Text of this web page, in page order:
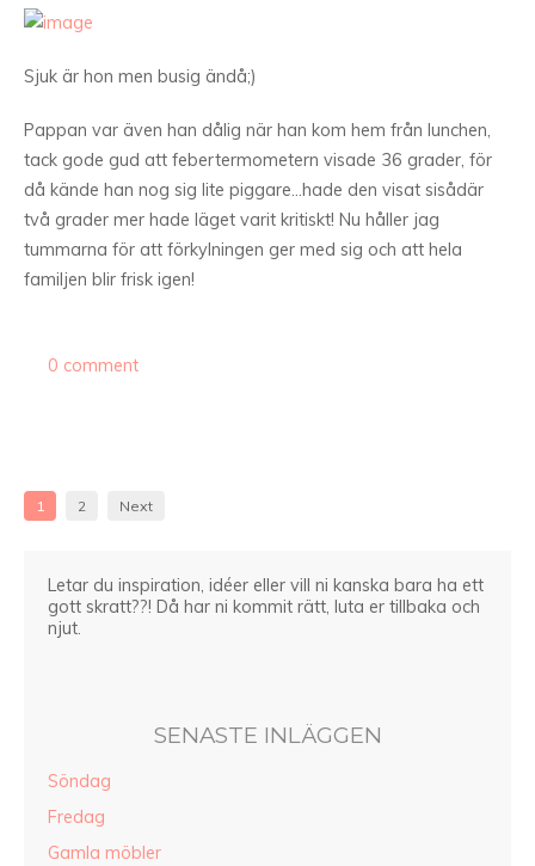
Sjuk är hon men busig ändå;)
Pappan var även han dålig när han kom hem från lunchen,
tack gode gud att febertermometern visade 36 grader, för
då kände han nog sig lite piggare…hade den visat sisådär
två grader mer hade läget varit kritiskt! Nu håller jag
tummarna för att förkylningen ger med sig och att hela
familjen blir frisk igen!
0 comment
1 2 Next
Letar du inspiration, idéer eller vill ni kanska bara ha ett
gott skratt??! Då har ni kommit rätt, luta er tillbaka och
njut.
SENASTE INLÄGGEN
Söndag
Fredag
Gamla möbler